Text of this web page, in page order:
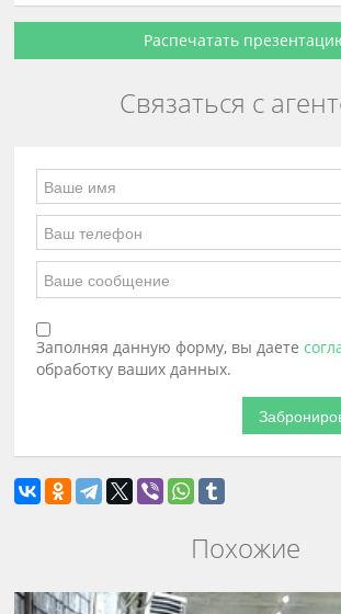
Распечатать
Связаться с
Заполняя данную форму, вы даете
обработку ваших данных.
Похожие